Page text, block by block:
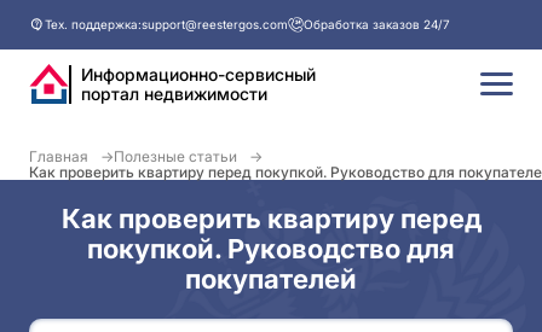
Тех. поддержка:support@reestergos.com Обработка заказов 24/7
Информационно-сервисный
портал недвижимости
Главная
Полезные статьи
Как проверить квартиру перед покупкой. Руководство для
Как проверить квартиру перед
покупкой. Руководство для
покупателей